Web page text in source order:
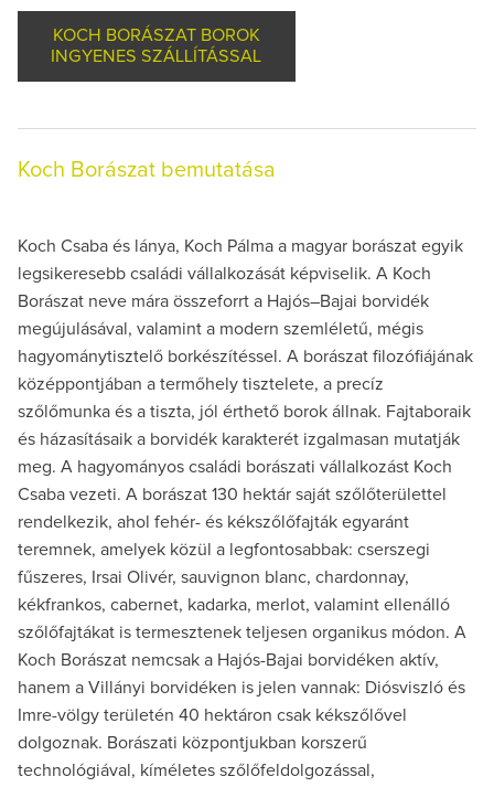
KOCH BORÁSZAT BOROK
INGYENES SZÁLLÍTÁSSAL
Koch Borászat bemutatása
Koch Csaba és lánya, Koch Pálma a magyar borászat egyik
legsikeresebb családi vállalkozását képviselik. A Koch
Borászat neve mára összeforrt a Hajós–Bajai borvidék
megújulásával, valamint a modern szemléletű, mégis
hagyománytisztelő borkészítéssel. A borászat filozófiájának
középpontjában a termőhely tisztelete, a precíz
szőlőmunka és a tiszta, jól érthető borok állnak. Fajtaboraik
és házasításaik a borvidék karakterét izgalmasan mutatják
meg. A hagyományos családi borászati vállalkozást Koch
Csaba vezeti. A borászat 130 hektár saját szőlőterülettel
rendelkezik, ahol fehér- és kékszőlőfajták egyaránt
teremnek, amelyek közül a legfontosabbak: cserszegi
fűszeres, Irsai Olivér, sauvignon blanc, chardonnay,
kékfrankos, cabernet, kadarka, merlot, valamint ellenálló
szőlőfajtákat is termesztenek teljesen organikus módon. A
Koch Borászat nemcsak a Hajós-Bajai borvidéken aktív,
hanem a Villányi borvidéken is jelen vannak: Diósviszló és
Imre-völgy területén 40 hektáron csak kékszőlővel
dolgoznak. Borászati központjukban korszerű
technológiával, kíméletes szőlőfeldolgozással,